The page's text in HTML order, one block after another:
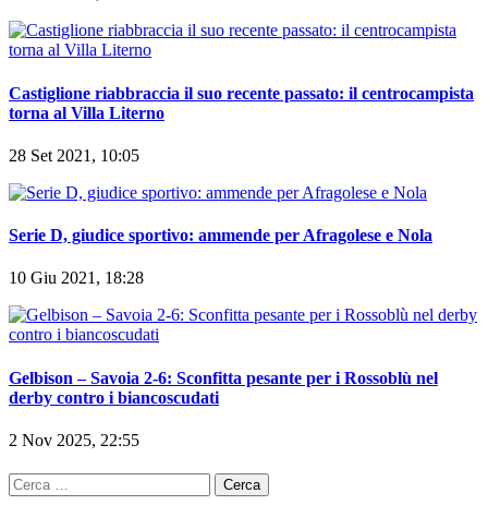
Castiglione riabbraccia il suo recente passato: il centrocampista
torna al Villa Literno
28 Set 2021, 10:05
Serie D, giudice sportivo: ammende per Afragolese e Nola
10 Giu 2021, 18:28
Gelbison – Savoia 2-6: Sconfitta pesante per i Rossoblù nel
derby contro i biancoscudati
2 Nov 2025, 22:55
Ricerca
per: